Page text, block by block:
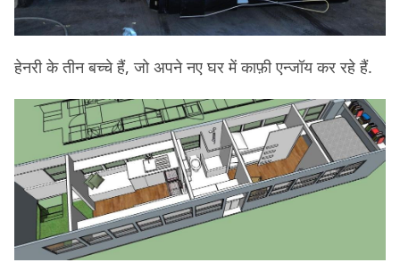
हेनरी के तीन बच्चे हैं, जो अपने नए घर में काफ़ी एन्जॉय कर रहे हैं.